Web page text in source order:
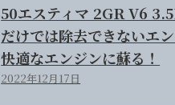
50エスティマ 2GR V6
だけでは除去できないエ
快適なエンジンに蘇る！
2022年12月17日